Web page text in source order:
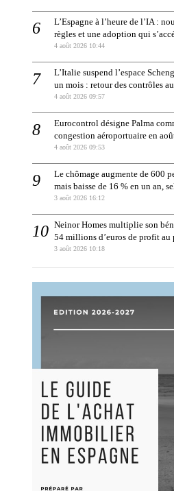
L’Espagne à l’heure de l’IA :
règles et une adoption qui
4 août 2026 10:44
L’Italie suspend l’espace
un mois : retour des contrôles
4 août 2026 09:57
Eurocontrol désigne Palma
congestion aéroportuaire en
4 août 2026 09:53
Le chômage augmente de 600
mais baisse de 16 % en un an,
3 août 2026 16:12
Neinor Homes multiplie son
54 millions d’euros de profit au
3 août 2026 10:18